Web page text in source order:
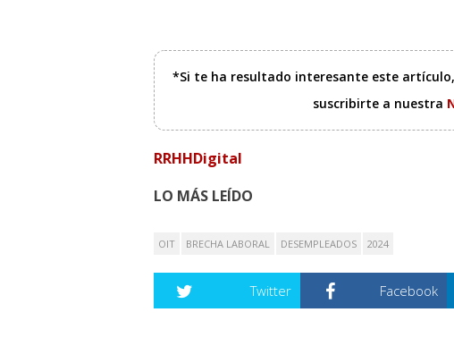
*Si te ha resultado interesante este
suscribirte a nuestra
RRHHDigital
LO MÁS LEÍDO
OIT BRECHA LABORAL DESEMPLEADOS 2024
Twitter Facebook